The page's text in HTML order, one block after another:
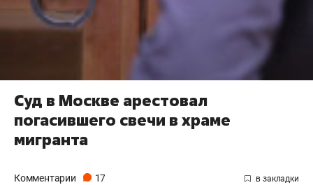
Суд в Москве арестовал
погасившего свечи в храме
мигранта
Комментарии 17